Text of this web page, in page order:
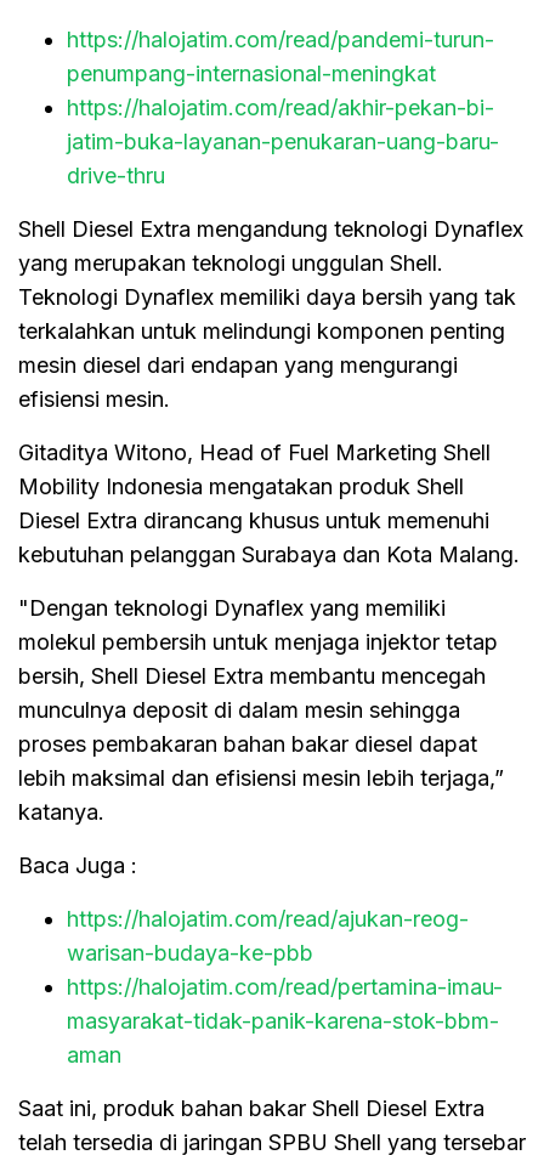
https://halojatim.com/read/pandemi-turun-
penumpang-internasional-meningkat
https://halojatim.com/read/akhir-pekan-bi-
jatim-buka-layanan-penukaran-uang-baru-
drive-thru
Shell Diesel Extra mengandung teknologi Dynaflex
yang merupakan teknologi unggulan Shell.
Teknologi Dynaflex memiliki daya bersih yang tak
terkalahkan untuk melindungi komponen penting
mesin diesel dari endapan yang mengurangi
efisiensi mesin.
Gitaditya Witono, Head of Fuel Marketing Shell
Mobility Indonesia mengatakan produk Shell
Diesel Extra dirancang khusus untuk memenuhi
kebutuhan pelanggan Surabaya dan Kota Malang.
"Dengan teknologi Dynaflex yang memiliki
molekul pembersih untuk menjaga injektor tetap
bersih, Shell Diesel Extra membantu mencegah
munculnya deposit di dalam mesin sehingga
proses pembakaran bahan bakar diesel dapat
lebih maksimal dan efisiensi mesin lebih terjaga,”
katanya.
Baca Juga :
https://halojatim.com/read/ajukan-reog-
warisan-budaya-ke-pbb
https://halojatim.com/read/pertamina-imau-
masyarakat-tidak-panik-karena-stok-bbm-
aman
Saat ini, produk bahan bakar Shell Diesel Extra
telah tersedia di jaringan SPBU Shell yang tersebar